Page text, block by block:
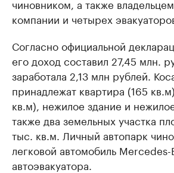
чиновником, а также
компании и четырех
Согласно официальной
его доход составил 27,45 млн.
заработала 2,13 млн рублей.
принадлежат квартира (165
кв.м), нежилое здание и
также два земельных участка
тыс. кв.м. Личный автопарк
легковой автомобиль
автоэвакуатора.